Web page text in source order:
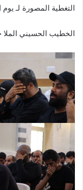
التغطية المصورة لـ يوم
الخطيب الحسيني الملا